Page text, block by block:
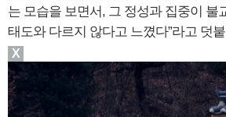
는 모습을 보면서, 그 정성과 집중이 불
태도와 다르지 않다고 느꼈다”라고 덧
X